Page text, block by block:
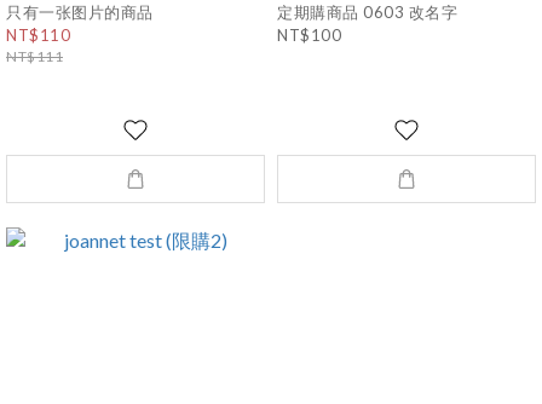
只有一张图片的商品
NT$110
NT$111
定期購商品 0603 改名字
NT$100